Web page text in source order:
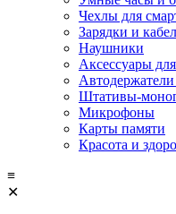
Чехлы для
Зарядки и
Наушники
Аксессуары
Штативы-
Микрофоны
Карты памяти
Красота и
≡
✕